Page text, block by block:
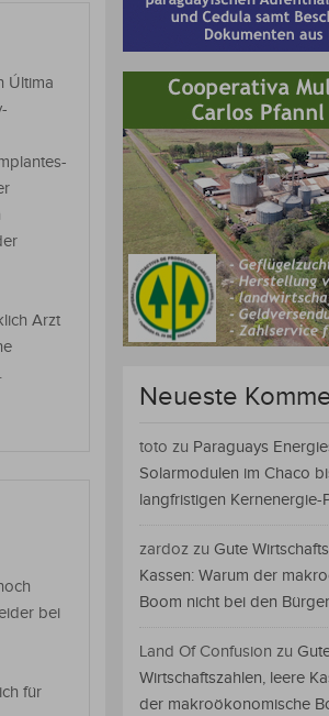
Última
Arzt
bei
für
Neueste
toto zu Paraguays
Solarmodulen im Chaco
langfristigen Kernenergie-
zardoz zu Gute
Kassen: Warum der
Boom nicht bei den
Land Of Confusion zu
Wirtschaftszahlen, leere
der makroökonomische